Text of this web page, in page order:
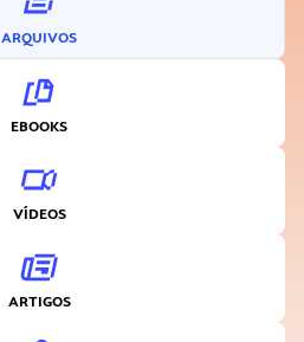
ARQUIVOS
EBOOKS
VÍDEOS
ARTIGOS